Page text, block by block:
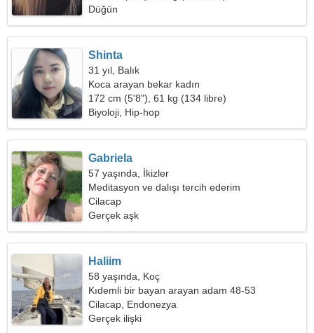
Düğün
Shinta
31 yıl, Balık
Koca arayan bekar kadın
172 cm (5'8"), 61 kg (134 libre)
Biyoloji, Hip-hop
Gabriela
57 yaşında, İkizler
Meditasyon ve dalışı tercih ederim
Cilacap
Gerçek aşk
Haliim
58 yaşında, Koç
Kıdemli bir bayan arayan adam 48-53
Cilacap, Endonezya
Gerçek ilişki